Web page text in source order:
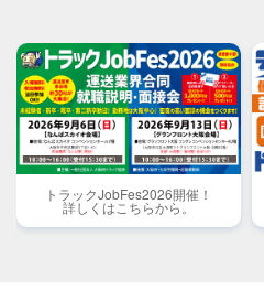
トラックJobFes2026開催！
詳しくはこちらから。